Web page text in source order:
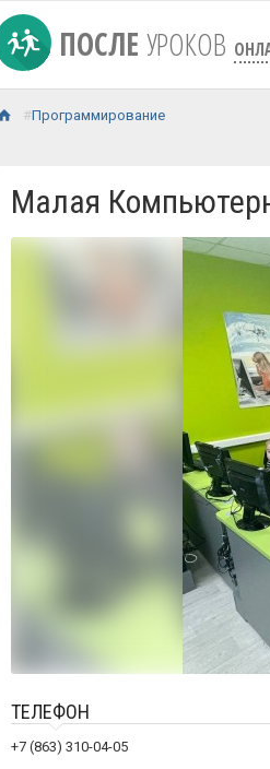
ПОСЛЕ УРОКОВ
Программирование
Малая
ТЕЛЕФОН
+7 (863) 310-04-05